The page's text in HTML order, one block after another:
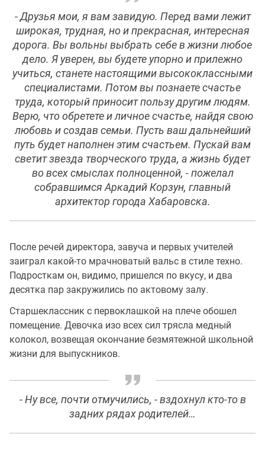
-Друзья мои, я вам завидую. Перед вами лежит
широкая, трудная, но и прекрасная, интересная
дорога. Вы вольны выбрать себе в жизни любое
дело. Я уверен, вы будете упорно и прилежно
учиться, станете настоящими высококлассными
специалистами. Потом вы познаете счастье
труда, который приносит пользу другим людям.
Верю, что обретете и личное счастье, найдя свою
любовь и создав семьи. Пусть ваш дальнейший
путь будет наполнен этим счастьем. Пускай вам
светит звезда творческого труда, а жизнь будет
во всех смыслах полноценной, - пожелал
собравшимся Аркадий Корзун, главный
архитектор города Хабаровска.
После речей директора, завуча и первых учителей
заиграл какой-то мрачноватый вальс в стиле техно.
Подросткам он, видимо, пришелся по вкусу, и два
десятка пар закружились по актовому залу.
Старшеклассник с первоклашкой на плече обошел
помещение. Девочка изо всех сил трясла медный
колокол, возвещая окончание безмятежной школьной
жизни для выпускников.
- Ну все, почти отмучились, - вздохнул кто-то в
задних рядах родителей…